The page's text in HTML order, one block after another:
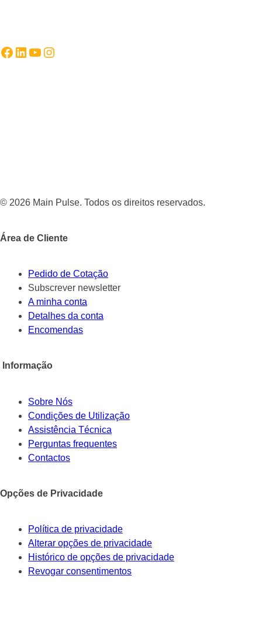
Facebook
LinkedIn
YouTube
Instagram
© 2026 Main Pulse. Todos os direitos reservados.
Área de Cliente
Pedido de Cotação
Subscrever newsletter
A minha conta
Detalhes da conta
Encomendas
Informação
Sobre Nós
Condições de Utilização
Assistência Técnica
Perguntas frequentes
Contactos
Opções de Privacidade
Política de privacidade
Alterar opções de privacidade
Histórico de opções de privacidade
Revogar consentimentos